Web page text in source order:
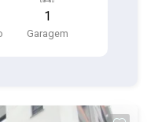
(piso
ao
1
Garagem